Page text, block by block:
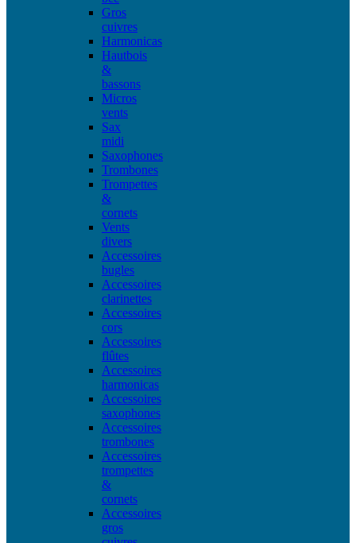
Gros
cuivres
Harmonicas
Hautbois
&
bassons
Micros
vents
Sax
midi
Saxophones
Trombones
Trompettes
&
cornets
Vents
divers
Accessoires
bugles
Accessoires
clarinettes
Accessoires
cors
Accessoires
flûtes
Accessoires
harmonicas
Accessoires
saxophones
Accessoires
trombones
Accessoires
trompettes
&
cornets
Accessoires
gros